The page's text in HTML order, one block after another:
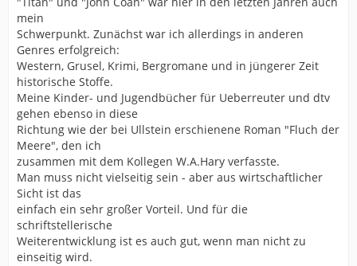
mein
Schwerpunkt. Zunächst war ich allerdings in anderen
Genres erfolgreich:
Western, Grusel, Krimi, Bergromane und in jüngerer Zeit
historische Stoffe.
Meine Kinder- und Jugendbücher für Ueberreuter und dtv
gehen ebenso in diese
Richtung wie der bei Ullstein erschienene Roman "Fluch der
Meere", den ich
zusammen mit dem Kollegen W.A.Hary verfasste.
Man muss nicht vielseitig sein - aber aus wirtschaftlicher
Sicht ist das
einfach ein sehr großer Vorteil. Und für die
schriftstellerische
Weiterentwicklung ist es auch gut, wenn man nicht zu
einseitig wird.